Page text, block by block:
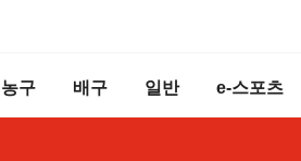
농구 배구 일반 e-스포츠